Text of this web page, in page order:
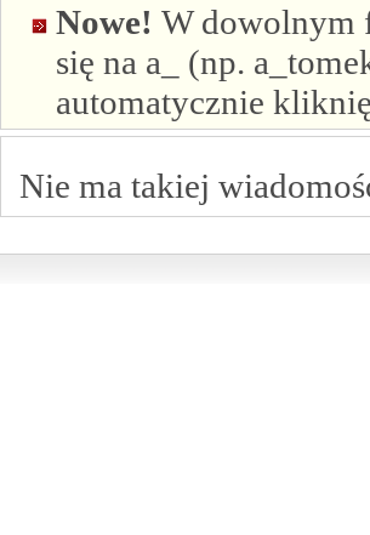
Nowe! W dowolnym
się na a_ (np.
automatycznie
Nie ma takiej